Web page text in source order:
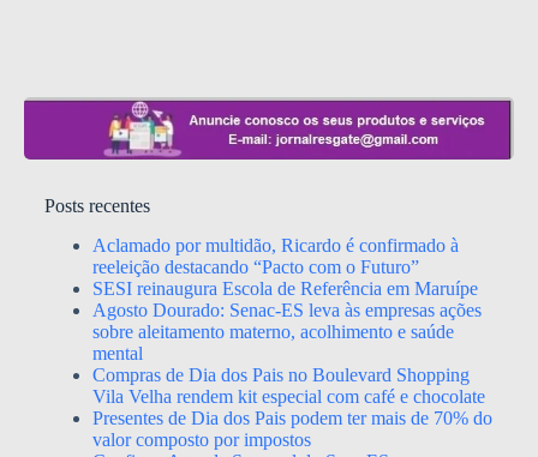
Posts recentes
Aclamado por multidão, Ricardo é confirmado à
reeleição destacando “Pacto com o Futuro”
SESI reinaugura Escola de Referência em Maruípe
Agosto Dourado: Senac-ES leva às empresas ações
sobre aleitamento materno, acolhimento e saúde
mental
Compras de Dia dos Pais no Boulevard Shopping
Vila Velha rendem kit especial com café e chocolate
Presentes de Dia dos Pais podem ter mais de 70% do
valor composto por impostos